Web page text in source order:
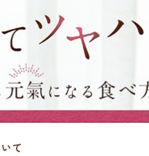
て